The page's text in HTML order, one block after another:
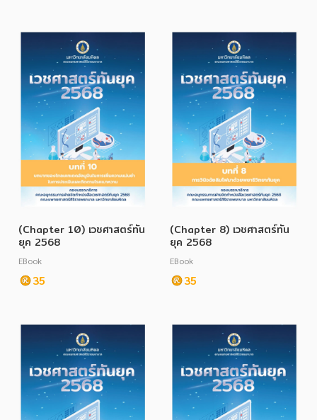
(Chapter 10) เวชศาสตร์ทัน
ยุค 2568
EBook
35
(Chapter 8) เวชศาสตร์ทัน
ยุค 2568
EBook
35